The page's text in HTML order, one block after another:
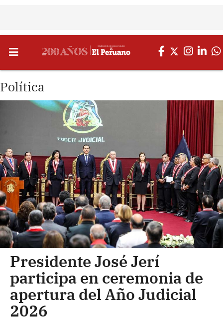
Política
Presidente José Jerí
participa en ceremonia de
apertura del Año Judicial
2026